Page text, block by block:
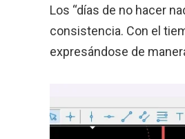
Los “días de no hacer
consistencia. Con el
expresándose de